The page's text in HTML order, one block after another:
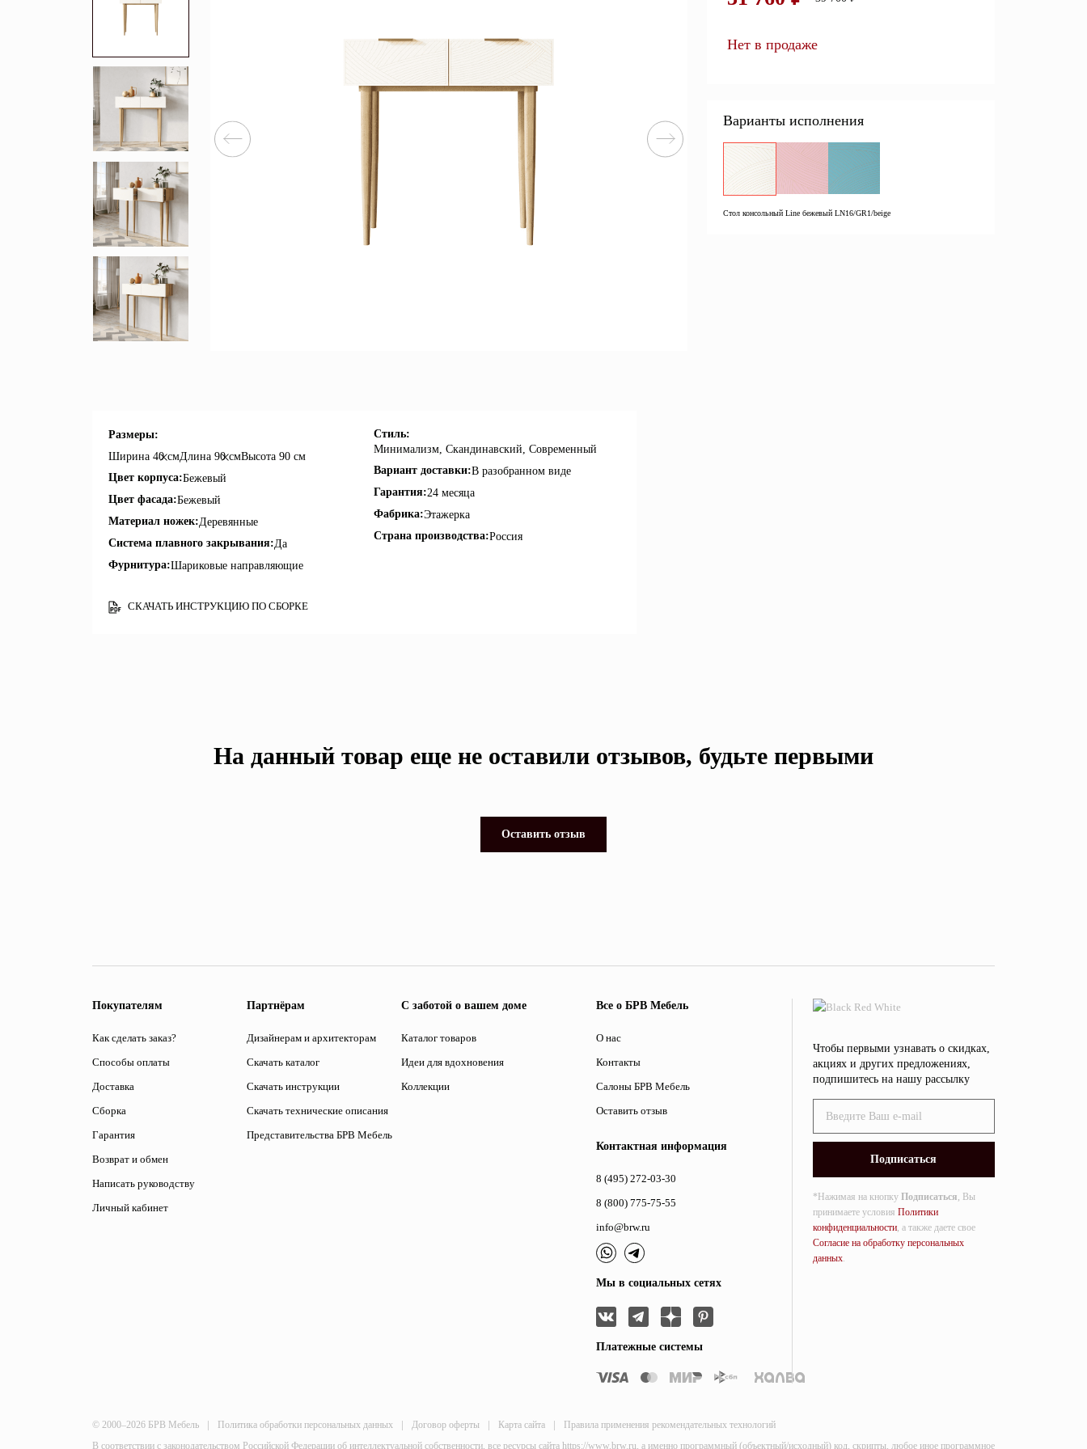
Зеркала
Полки
Матрасы
Прихожие
Освещение
Декор
Популярные категории
Вертикальные
Комплекты прихожих
Комбинированные
Письменные столы Двуспальные кровати
Комбинированные
Туалетные столы Шкафы-витрины Распашные шкафы
Угловые шкафы
Трехстворчатые
шкафы
Обувные тумбы Прикроватные тумбы
Размеры:
Ширина 40 смДлина 90 смВысота 90 см
Цвет корпуса:Бежевый
Цвет фасада:Бежевый
Материал ножек:Деревянные
Система плавного закрывания:Да
Фурнитура:Шариковые направляющие
Стиль:
Минимализм, Скандинавский, Современный
Вариант доставки:В разобранном виде
Гарантия:24 месяца
Фабрика:Этажерка
Страна производства:Россия
СКАЧАТЬ ИНСТРУКЦИЮ ПО СБОРКЕ
Нет в продаже
Варианты исполнения
Стол консольный Line бежевый LN16/GR1/beige
На данный товар еще не оставили отзывов, будьте первыми
Оставить отзыв
Покупателям
Как сделать заказ?
Способы оплаты
Доставка
Сборка
Гарантия
Возврат и обмен
Написать руководству
Личный кабинет
Партнёрам
Дизайнерам и архитекторам
Скачать каталог
Скачать инструкции
Скачать технические описания
Представительства БРВ Мебель
С заботой о вашем доме
Каталог товаров
Идеи для вдохновения
Коллекции
Все о БРВ Мебель
О нас
Контакты
Салоны БРВ Мебель
Оставить отзыв
Контактная информация
8 (495) 272-03-30
8 (800) 775-75-55
info@brw.ru
Мы в социальных сетях
Платежные системы
Чтобы первыми узнавать о скидках,
акциях и других предложениях,
подпишитесь на нашу рассылку
*Нажимая на кнопку Подписаться, Вы
принимаете условия Политики
конфиденциальности, а также даете свое
Согласие на обработку персональных
данных.
© 2000–2026 БРВ Мебель | Политика обработки персональных данных | Договор оферты | Карта сайта |
Правила применения рекомендательных технологий
В соответствии с законодательством Российской Федерации об интеллектуальной собственности, все ресурсы сайта https://www.brw.ru, а именно программный (объектный/исходный) код, скрипты, любое иное программное